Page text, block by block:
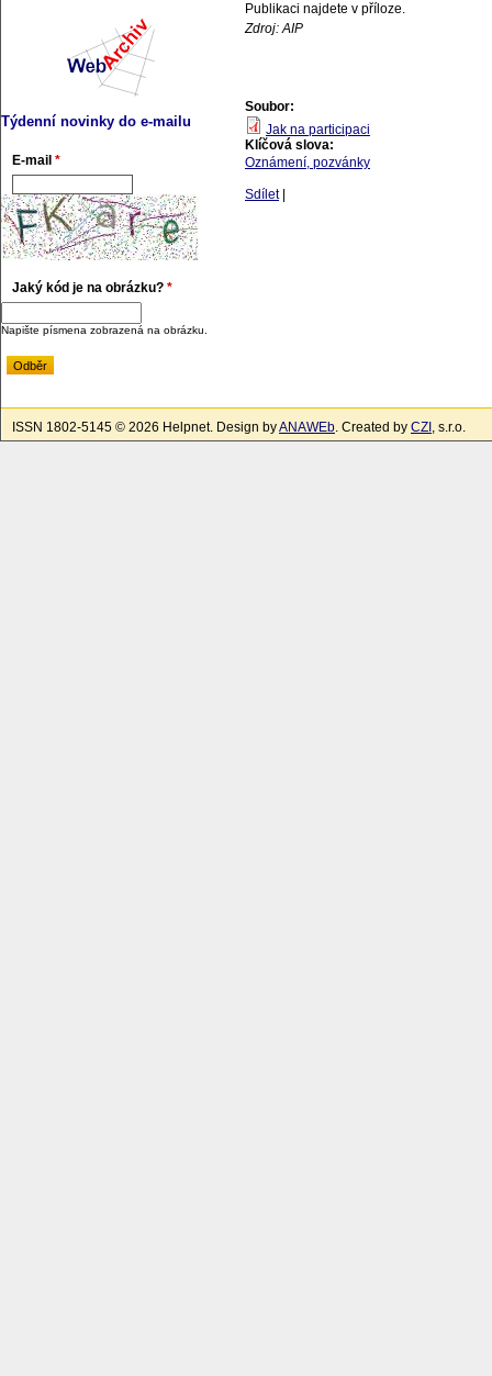
Publikaci najdete v příloze.
Zdroj: AIP
Soubor:
Jak na participaci
Klíčová slova:
Oznámení, pozvánky
Sdílet
Týdenní novinky do e-mailu
E-mail *
Jaký kód je na obrázku? *
Napište písmena zobrazená na obrázku.
ISSN 1802-5145 © 2026 Helpnet. Design byANAWEb. Created by CZI , s.r.o.